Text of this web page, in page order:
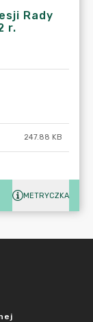
Rady
r.
247.88 KB
METRYCZKA